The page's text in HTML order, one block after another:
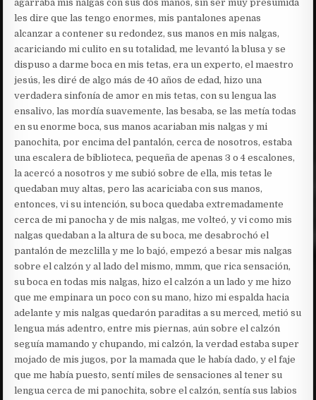
agarraba mis nalgas con sus dos manos, sin ser muy presumida
les dire que las tengo enormes, mis pantalones apenas
alcanzar a contener su redondez, sus manos en mis nalgas,
acariciando mi culito en su totalidad, me levantó la blusa y se
dispuso a darme boca en mis tetas, era un experto, el maestro
jesús, les diré de algo más de 40 años de edad, hizo una
verdadera sinfonía de amor en mis tetas, con su lengua las
ensalivo, las mordía suavemente, las besaba, se las metía todas
en su enorme boca, sus manos acariaban mis nalgas y mi
panochita, por encima del pantalón, cerca de nosotros, estaba
una escalera de biblioteca, pequeña de apenas 3 o 4 escalones,
la acercó a nosotros y me subió sobre de ella, mis tetas le
quedaban muy altas, pero las acariciaba con sus manos,
entonces, vi su intención, su boca quedaba extremadamente
cerca de mi panocha y de mis nalgas, me volteó, y vi como mis
nalgas quedaban a la altura de su boca, me desabrochó el
pantalón de mezclilla y me lo bajó, empezó a besar mis nalgas
sobre el calzón y al lado del mismo, mmm, que rica sensación,
su boca en todas mis nalgas, hizo el calzón a un lado y me hizo
que me empinara un poco con su mano, hizo mi espalda hacia
adelante y mis nalgas quedarón paraditas a su merced, metió su
lengua más adentro, entre mis piernas, aún sobre el calzón
seguía mamando y chupando, mi calzón, la verdad estaba super
mojado de mis jugos, por la mamada que le había dado, y el faje
que me había puesto, sentí miles de sensaciones al tener su
lengua cerca de mi panochita, sobre el calzón, sentía sus labios